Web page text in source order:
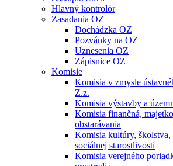
Hlavný kontrolór
Zasadania OZ
Dochádzka OZ
Pozvánky na OZ
Uznesenia OZ
Zápisnice OZ
Komisie
Komisia v zmysle
Z.z.
Komisia výstavby a
Komisia finančná,
obstarávania
Komisia kultúry, školstva,
sociálnej starostlivosti
Komisia verejného